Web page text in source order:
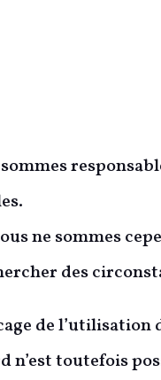
ne sommes
des
de
n’est toutefois